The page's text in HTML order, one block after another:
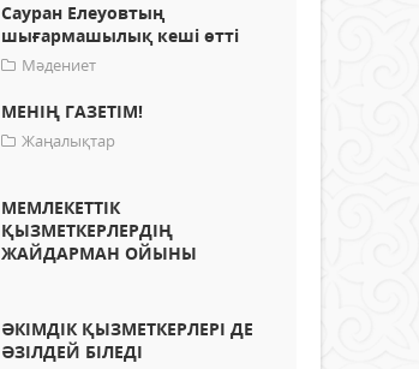
Сауран Елеуовтың
шығармашылық кеші өтті
Мәдениет
МЕНІҢ ГАЗЕТІМ!
Жаңалықтар
МЕМЛЕКЕТТІК
ҚЫЗМЕТКЕРЛЕРДІҢ
ЖАЙДАРМАН ОЙЫНЫ
ӘКІМДІК ҚЫЗМЕТКЕРЛЕРІ ДЕ
ӘЗІЛДЕЙ БІЛЕДІ